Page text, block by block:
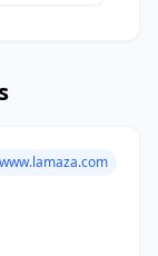
www.lamaza.com